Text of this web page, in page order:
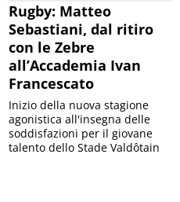
Rugby: Matteo
Sebastiani, dal ritiro
con le Zebre
all’Accademia Ivan
Francescato
Inizio della nuova stagione
agonistica all'insegna delle
soddisfazioni per il giovane
talento dello Stade Valdôtain